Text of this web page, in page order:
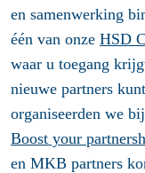
en samenwerking
één van onze HSD
waar u toegang
nieuwe partners
organiseerden we
Boost your
en MKB partners